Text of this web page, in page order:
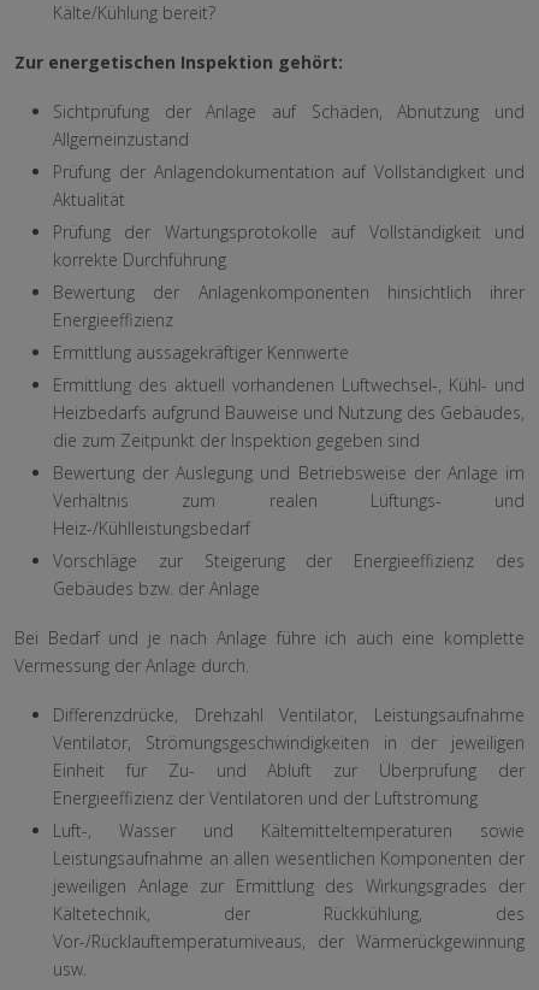
Kälte/Kühlung bereit?
Zur energetischen Inspektion gehört:
Sichtprüfung der Anlage auf Schäden, Abnutzung und
Allgemeinzustand
Prüfung der Anlagendokumentation auf Vollständigkeit und
Aktualität
Prüfung der Wartungsprotokolle auf Vollständigkeit und
korrekte Durchführung
Bewertung der Anlagenkomponenten hinsichtlich ihrer
Energieeffizienz
Ermittlung aussagekräftiger Kennwerte
Ermittlung des aktuell vorhandenen Luftwechsel-, Kühl- und
Heizbedarfs aufgrund Bauweise und Nutzung des Gebäudes,
die zum Zeitpunkt der Inspektion gegeben sind
Bewertung der Auslegung und Betriebsweise der Anlage im
Verhältnis zum realen Lüftungs- und
Heiz-/Kühlleistungsbedarf
Vorschläge zur Steigerung der Energieeffizienz des
Gebäudes bzw. der Anlage
Bei Bedarf und je nach Anlage führe ich auch eine komplette
Vermessung der Anlage durch.
Differenzdrücke, Drehzahl Ventilator, Leistungsaufnahme
Ventilator, Strömungsgeschwindigkeiten in der jeweiligen
Einheit für Zu- und Abluft zur Überprüfung der
Energieeffizienz der Ventilatoren und der Luftströmung
Luft-, Wasser und Kältemitteltemperaturen sowie
Leistungsaufnahme an allen wesentlichen Komponenten der
jeweiligen Anlage zur Ermittlung des Wirkungsgrades der
Kältetechnik, der Rückkühlung, des
Vor-/Rücklauftemperaturniveaus, der Wärmerückgewinnung
usw.